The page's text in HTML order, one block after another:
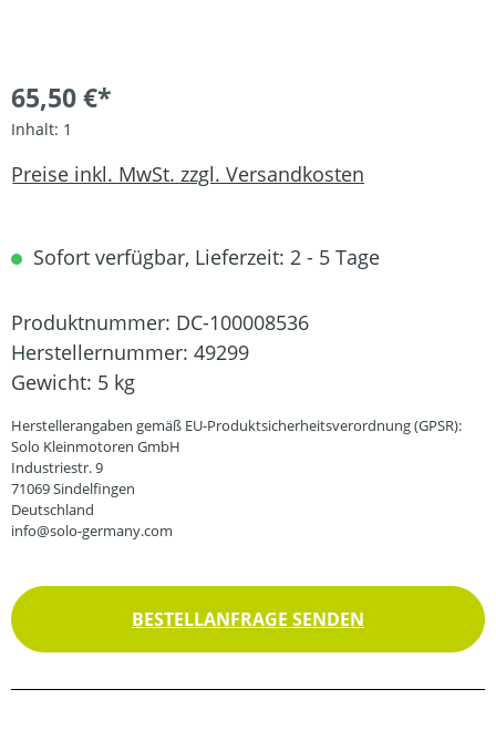
65,50 €*
Inhalt: 1
Preise inkl. MwSt. zzgl. Versandkosten
Sofort verfügbar, Lieferzeit: 2 - 5 Tage
Produktnummer: DC-100008536
Herstellernummer: 49299
Gewicht: 5 kg
Herstellerangaben gemäß EU-Produktsicherheitsverordnung (GPSR):
Solo Kleinmotoren GmbH
Industriestr. 9
71069 Sindelfingen
Deutschland
info@solo-germany.com
BESTELLANFRAGE SENDEN